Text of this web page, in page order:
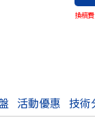
換稿費
活動優惠 技術